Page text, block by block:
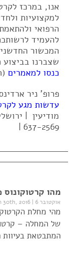
אנו, במרכז
למקצועיות
הרפואי
להעמיד
המכשור
שצברנו
כנסו למאמרים
פרופ' ניר
עדשות מגע
637-2569 |
מהו קרטוקונוס
אוקטובר 30th, 2016 | 6 תגובות
מהי מחלת
של המחלה –
המתבטאת בעיוות